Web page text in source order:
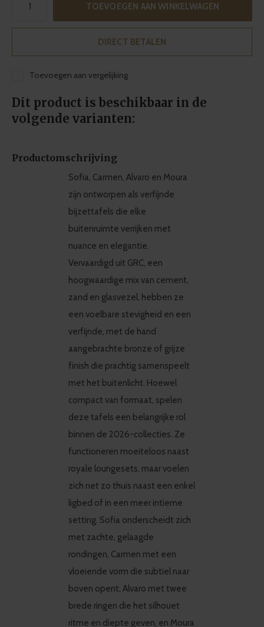
TOEVOEGEN AAN WINKELWAGEN
DIRECT BETALEN
Toevoegen aan vergelijking
Dit product is beschikbaar in de
volgende varianten:
Productomschrijving
Sofia, Carmen, Alvaro en Moura
zijn ontworpen als verfijnde
bijzettafels die elke
buitenruimte verrijken met
nuance en elegantie.
Vervaardigd uit GRC, een
hoogwaardige mix van cement,
zand en glasvezel, hebben ze
een voelbare stevigheid en een
verfijnde, met de hand
aangebrachte bronze of grijze
finish die prachtig samenspeelt
met het buitenlicht. Hoewel
compact van formaat, spelen
deze tafels een belangrijke rol
binnen de 2026-collecties. Ze
functioneren moeiteloos naast
royale loungesets, maar voelen
zich net zo thuis naast een enkel
ligbed of in een meer intieme
setting. Sofia onderscheidt zich
met zachte, gelaagde
rondingen, Carmen met een
vloeiende vorm die subtiel naar
boven opent, Alvaro met twee
brede ringen die het silhouet
ritme en diepte geven, en Moura